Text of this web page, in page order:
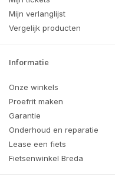
Mijn verlanglijst
Vergelijk producten
Informatie
Onze winkels
Proefrit maken
Garantie
Onderhoud en reparatie
Lease een fiets
Fietsenwinkel Breda